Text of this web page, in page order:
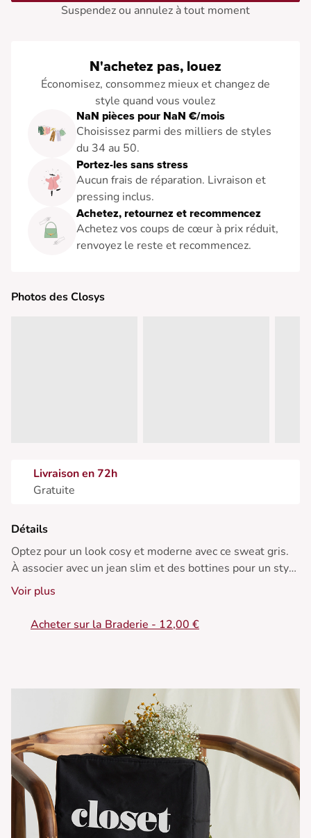
Suspendez ou annulez à tout moment
N'achetez pas, louez
Économisez, consommez mieux et changez de
style quand vous voulez
NaN pièces pour NaN €/mois
Choisissez parmi des milliers de styles
du 34 au 50.
Portez-les sans stress
Aucun frais de réparation. Livraison et
pressing inclus.
Achetez, retournez et recommencez
Achetez vos coups de cœur à prix réduit,
renvoyez le reste et recommencez.
Photos des Closys
Livraison en 72h
Gratuite
Détails
Optez pour un look cosy et moderne avec ce sweat gris.
À associer avec un jean slim et des bottines pour un style
hivernal tendance.
• Sweat en coton gris a paillettes
• Fils métalliques discrets
Voir plus
Acheter sur la Braderie - 12,00 €